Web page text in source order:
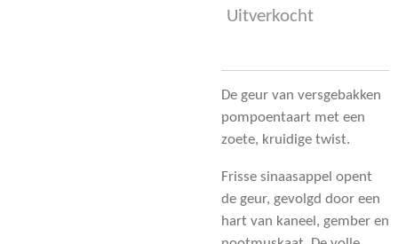
Uitverkocht
De geur van versgebakken
pompoentaart met een
zoete, kruidige twist.
Frisse sinaasappel opent
de geur, gevolgd door een
hart van kaneel, gember en